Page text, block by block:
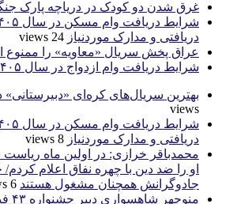
غرق شدن دو کودک در دریاچه پارک
دریافتی و مدارک موردنیاز 24 views
عراق پخش سریال «معاویه» را ممنوع
شرایط دریافت وام ازدواج در سال ۱۴۰۵+جزئیات
بهترین سریال‌های کره‌ای «دبیرستانی» در
views
دریافتی و مدارک موردنیاز 8 views
محمدباقر خرازی: در اولین ماه
او را ضد دین با چهره نفاق اعلام
جادوگرانش همچنان مشغول هستند 6 views